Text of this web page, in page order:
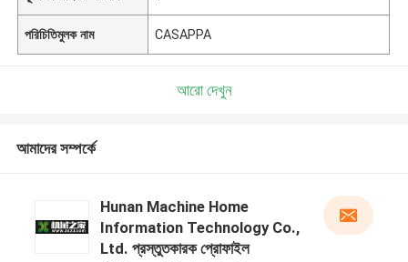
পরিচিতিমুলক নাম CASAPPA
আরো দেখুন
আমাদের সম্পর্কে
Hunan Machine Home
Information Technology Co.,
Ltd. প্রস্তুতকারক প্রোফাইল